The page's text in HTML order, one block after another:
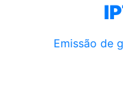
Emissão de